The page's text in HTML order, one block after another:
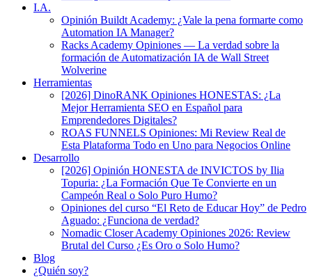
I.A.
Opinión Buildt Academy: ¿Vale la pena formarte como
Automation IA Manager?
Racks Academy Opiniones — La verdad sobre la
formación de Automatización IA de Wall Street
Wolverine
Herramientas
[2026] DinoRANK Opiniones HONESTAS: ¿La
Mejor Herramienta SEO en Español para
Emprendedores Digitales?
ROAS FUNNELS Opiniones: Mi Review Real de
Esta Plataforma Todo en Uno para Negocios Online
Desarrollo
[2026] Opinión HONESTA de INVICTOS by Ilia
Topuria: ¿La Formación Que Te Convierte en un
Campeón Real o Solo Puro Humo?
Opiniones del curso “El Reto de Educar Hoy” de Pedro
Aguado: ¿Funciona de verdad?
Nomadic Closer Academy Opiniones 2026: Review
Brutal del Curso ¿Es Oro o Solo Humo?
Blog
¿Quién soy?